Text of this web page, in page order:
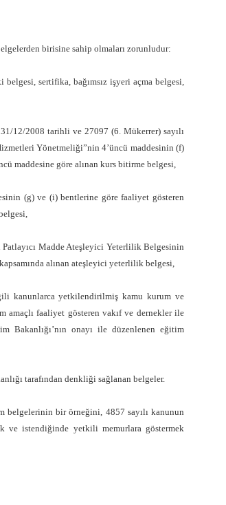
birisine sahip olmaları zorunludur:
sertifika, bağımsız işyeri açma belgesi,
12/2008 tarihli ve 27097 (6. Mükerrer) sayılı
Yönetmeliği”nin 4’üncü maddesinin (f)
maddesine göre alınan kurs bitirme belgesi,
(g) ve (i) bentlerine göre faaliyet gösteren
Patlayıcı Madde Ateşleyici Yeterlilik Belgesinin
alınan ateşleyici yeterlilik belgesi,
kanunlarca yetkilendirilmiş kamu kurum ve
amaçlı faaliyet gösteren vakıf ve dernekler ile
Bakanlığı’nın onayı ile düzenlenen eğitim
tarafından denkliği sağlanan belgeler.
belgelerinin bir örneğini, 4857 sayılı kanunun
ve istendiğinde yetkili memurlara göstermek